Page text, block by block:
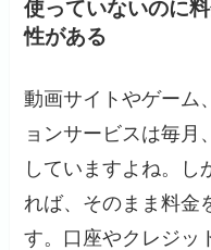
使っていないのに
性がある
動画サイトやゲーム
ョンサービスは毎月
していますよね。し
れば、そのまま料金
す。口座やクレジッ